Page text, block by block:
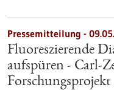
Pressemitteilung -
Fluoreszierende
aufspüren - Carl-